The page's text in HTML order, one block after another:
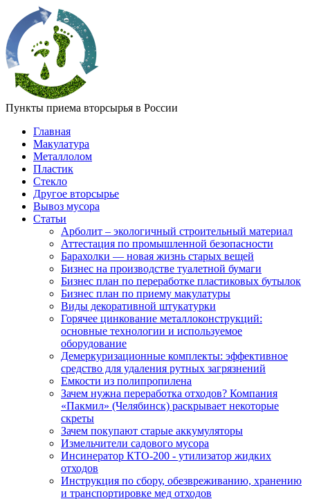
Пункты приема вторсырья в России
Главная
Макулатура
Металлолом
Пластик
Стекло
Другое вторсырье
Вывоз мусора
Статьи
Арболит – экологичный строительный материал
Аттестация по промышленной безопасности
Барахолки — новая жизнь старых вещей
Бизнес на производстве туалетной бумаги
Бизнес план по переработке пластиковых бутылок
Бизнес план по приему макулатуры
Виды декоративной штукатурки
Горячее цинкование металлоконструкций:
основные технологии и используемое
оборудование
Демеркуризационные комплекты: эффективное
средство для удаления рутных загрязнений
Емкости из полипропилена
Зачем нужна переработка отходов? Компания
«Пакмил» (Челябинск) раскрывает некоторые
скреты
Зачем покупают старые аккумуляторы
Измельчители садового мусора
Инсинератор КТО-200 - утилизатор жидких
отходов
Инструкция по сбору, обезвреживанию, хранению
и транспортировке мед отходов